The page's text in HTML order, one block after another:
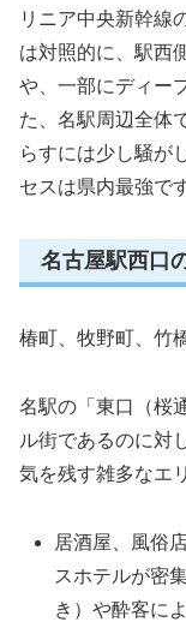
リニア中央新幹線
は対照的に、駅西
や、一部にディー
た、名駅周辺全体
らすには少し騒が
セスは県内最強で
名古屋駅西口
椿町、牧野町、竹
名駅の「東口（桜
ル街であるのに対
気を残す雑多なエ
居酒屋、風俗
スホテルが密
き）や酔客に